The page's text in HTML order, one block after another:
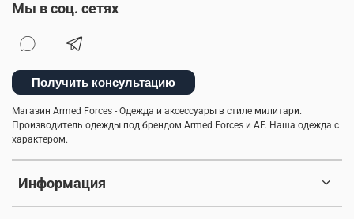
Информация
Мы в соц. сетях
Получить консультацию
Магазин Armed Forces - Одежда и аксессуары в стиле милитари.
Производитель одежды под брендом Armed Forces и AF. Наша одежда с
характером.